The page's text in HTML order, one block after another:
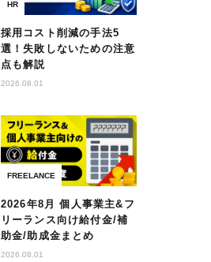
HR
採用コスト削減の手法5
選！失敗しないための注意
点も解説
2026.08.01
FREELANCE
2026年8月 個人事業主&フ
リーランス向け給付金/補
助金/助成金まとめ
2026.08.01